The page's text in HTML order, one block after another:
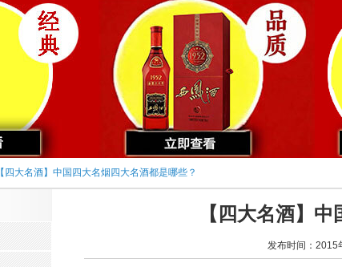
【四大名酒】中国四大名烟四大名酒都是哪些？
【四大名酒】
发布时间：2015